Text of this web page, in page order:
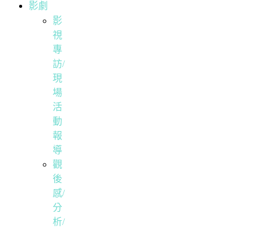
影劇
影
視
專
訪/
現
場
活
動
報
導
觀
後
感/
分
析/